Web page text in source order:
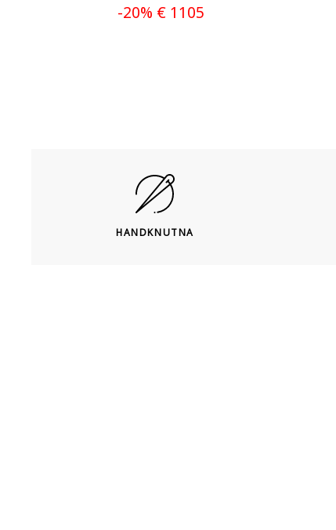
-20% € 1105
HANDKNUTNA